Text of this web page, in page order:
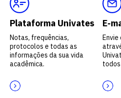
Plataforma Univates
Notas, frequências,
protocolos e todas as
informações da sua vida
acadêmica.
E-
Envie